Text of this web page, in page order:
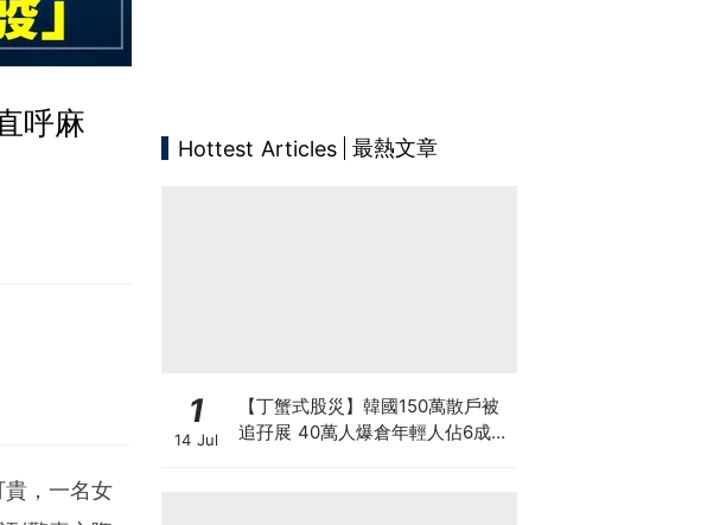
呼麻
，一名女
Hottest Articles 最熱文章
1
14 Jul
【丁蟹式股災】韓國150萬散戶被
追孖展 40萬人爆倉年輕人佔6成